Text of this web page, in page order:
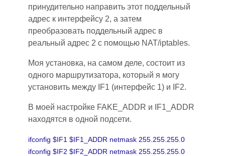
принудительно направить этот поддельный
адрес к интерфейсу 2, а затем
преобразовать поддельный адрес в
реальный адрес 2 с помощью NAT/iptables.
Моя установка, на самом деле, состоит из
одного маршрутизатора, который я могу
установить между IF1 (интерфейс 1) и IF2.
В моей настройке FAKE_ADDR и IF1_ADDR
находятся в одной подсети.
ifconfig $IF1 $IF1_ADDR netmask 255.255.255.0
ifconfig $IF2 $IF2_ADDR netmask 255.255.255.0